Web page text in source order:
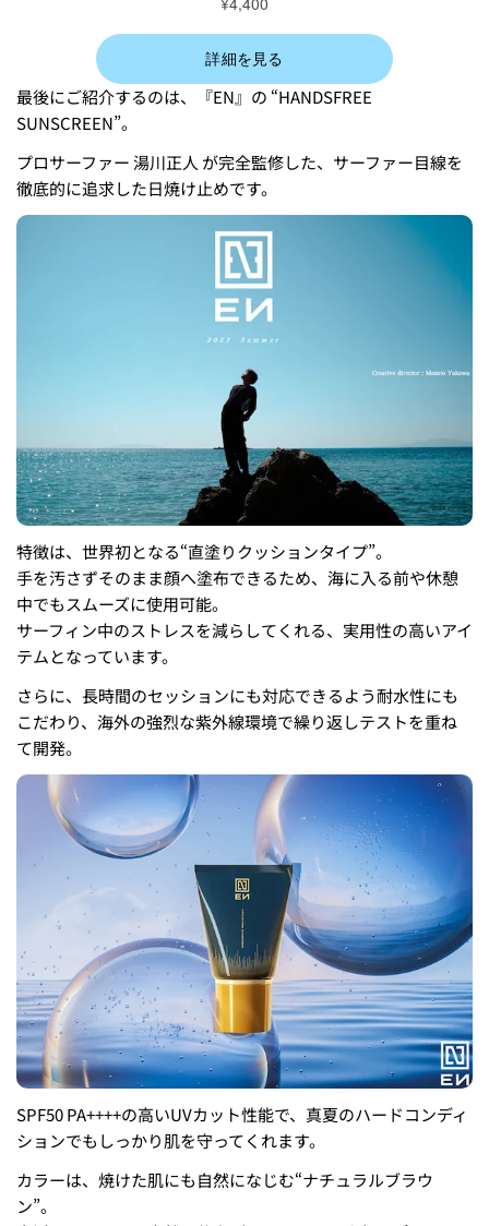
最後にご紹介するのは、『EN』の “HANDSFREE
SUNSCREEN”。
プロサーファー湯川正人 が完全監修した、サーファー目線を
徹底的に追求した日焼け止めです。
特徴は、世界初となる“直塗りクッションタイプ”。
手を汚さずそのまま顔へ塗布できるため、海に入る前や休憩
中でもスムーズに使用可能。
サーフィン中のストレスを減らしてくれる、実用性の高いアイ
テムとなっています。
さらに、長時間のセッションにも対応できるよう耐水性にも
こだわり、海外の強烈な紫外線環境で繰り返しテストを重ね
て開発。
SPF50 PA++++の高いUVカット性能で、真夏のハードコンディ
ションでもしっかり肌を守ってくれます。
カラーは、焼けた肌にも自然になじむ“ナチュラルブラウ
ン”。